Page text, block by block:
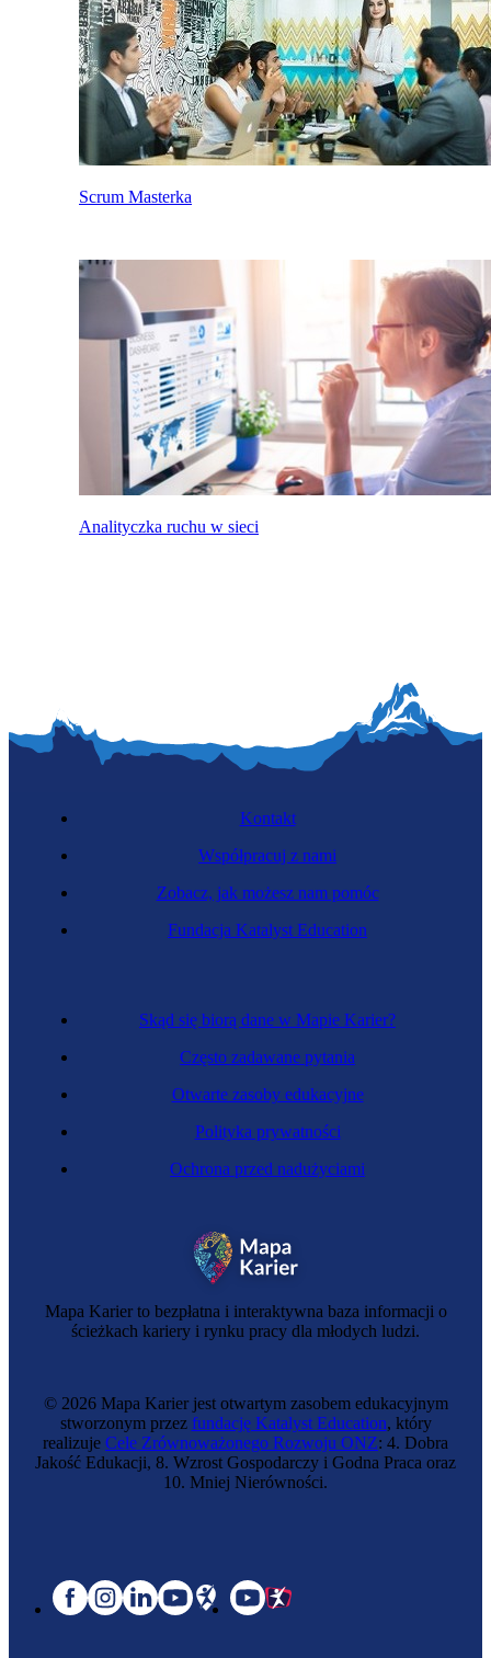
Scrum Masterka
Analityczka ruchu w sieci
Mapa Karier to bezpłatna i interaktywna baza informacji o
ścieżkach kariery i rynku pracy dla młodych ludzi.
Skąd się biorą dane w Mapie Karier?
Często zadawane pytania
Otwarte zasoby edukacyjne
Polityka prywatności
Ochrona przed nadużyciami
Kontakt
Współpracuj z nami
Zobacz, jak możesz nam pomóc
Fundacja Katalyst Education
© 2026 Mapa Karier jest otwartym zasobem edukacyjnym
stworzonym przez fundację Katalyst Education, który
realizuje Cele Zrównoważonego Rozwoju ONZ: 4. Dobra
Jakość Edukacji, 8. Wzrost Gospodarczy i Godna Praca oraz
10. Mniej Nierówności.